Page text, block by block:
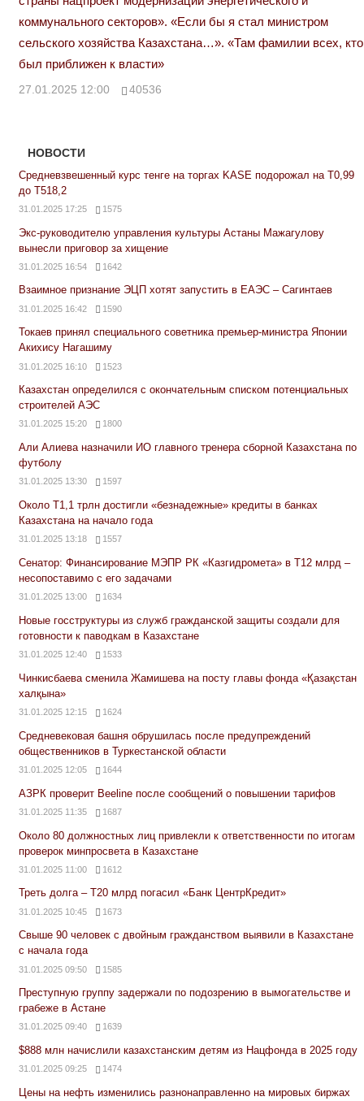
коммунального секторов». «Если бы я стал министром
сельского хозяйства Казахстана…». «Там фамилии всех, кто
был приближен к власти»
27.01.2025 12:00 40536
НОВОСТИ
Средневзвешенный курс тенге на торгах KASE подорожал на Т0,99
до Т518,2
31.01.2025 17:25 1575
Экс-руководителю управления культуры Астаны Мажагулову
вынесли приговор за хищение
31.01.2025 16:54 1642
Взаимное признание ЭЦП хотят запустить в ЕАЭС – Сагинтаев
31.01.2025 16:42 1590
Токаев принял специального советника премьер-министра Японии
Акихису Нагашиму
31.01.2025 16:10 1523
Казахстан определился с окончательным списком потенциальных
строителей АЭС
31.01.2025 15:20 1800
Али Алиева назначили ИО главного тренера сборной Казахстана по
футболу
31.01.2025 13:30 1597
Около Т1,1 трлн достигли «безнадежные» кредиты в банках
Казахстана на начало года
31.01.2025 13:18 1557
Сенатор: Финансирование МЭПР РК «Казгидромета» в Т12 млрд –
несопоставимо с его задачами
31.01.2025 13:00 1634
Новые госструктуры из служб гражданской защиты создали для
готовности к паводкам в Казахстане
31.01.2025 12:40 1533
Чинкисбаева сменила Жамишева на посту главы фонда «Қазақстан
халқына»
31.01.2025 12:15 1624
Средневековая башня обрушилась после предупреждений
общественников в Туркестанской области
31.01.2025 12:05 1644
АЗРК проверит Beeline после сообщений о повышении тарифов
31.01.2025 11:35 1687
Около 80 должностных лиц привлекли к ответственности по итогам
проверок минпросвета в Казахстане
31.01.2025 11:00 1612
Треть долга – Т20 млрд погасил «Банк ЦентрКредит»
31.01.2025 10:45 1673
Свыше 90 человек с двойным гражданством выявили в Казахстане
с начала года
31.01.2025 09:50 1585
Преступную группу задержали по подозрению в вымогательстве и
грабеже в Астане
31.01.2025 09:40 1639
$888 млн начислили казахстанским детям из Нацфонда в 2025 году
31.01.2025 09:25 1474
Цены на нефть изменились разнонаправленно на мировых биржах